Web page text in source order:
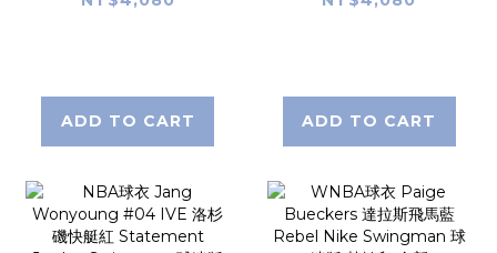
ADD TO CART
版 熱轉印 全新
ADD TO CART